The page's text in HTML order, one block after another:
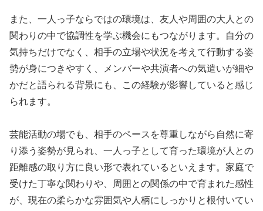
また、一人っ子ならではの環境は、友人や周囲の大人との
関わりの中で協調性を学ぶ機会にもつながります。自分の
気持ちだけでなく、相手の立場や状況を考えて行動する姿
勢が身につきやすく、メンバーや共演者への気遣いが細や
かだと語られる背景にも、この経験が影響していると感じ
られます。
芸能活動の場でも、相手のペースを尊重しながら自然に寄
り添う姿勢が見られ、一人っ子として育った環境が人との
距離感の取り方に良い形で表れているといえます。家庭で
受けた丁寧な関わりや、周囲との関係の中で育まれた感性
が、現在の柔らかな雰囲気や人柄にしっかりと根付いてい